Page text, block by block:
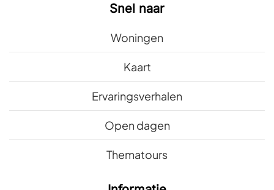
Snel naar
Woningen
Kaart
Ervaringsverhalen
Open dagen
Thematours